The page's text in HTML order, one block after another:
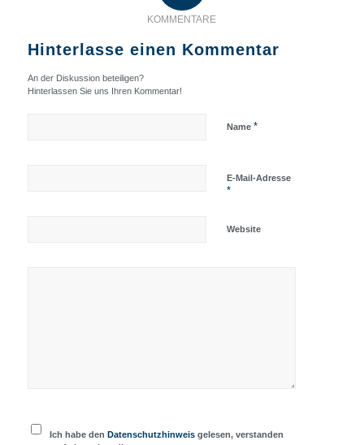
KOMMENTARE
Hinterlasse einen Kommentar
An der Diskussion beteiligen?
Hinterlassen Sie uns Ihren Kommentar!
Name *
E-Mail-Adresse
*
Website
Ich habe denDatenschutzhinweis gelesen, verstanden